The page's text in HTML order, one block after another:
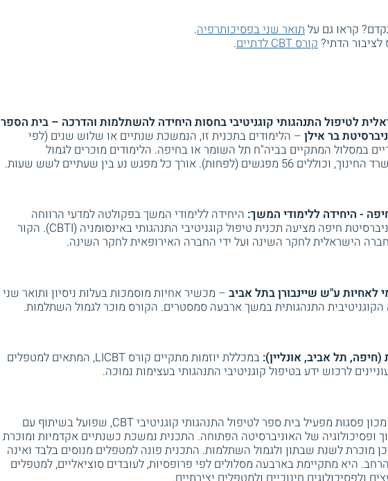
קראו גם עלתואר שני בפסיכותרפיה.
הדתי?קורס CBT לדתיים .
לטיפול התנהגותי קוגניטיבי בחסות היחידה להשתלמות והדרכה – בית הספר
בר אילן – הלימודים בתכנית זו, הנמשכת שנתיים או שלוש שנים (לפי
במסלול המתקיים בביה"ח תל השומר או בחיפה. הלימודים מוכרים לגמול
(לפחות). אורך כל מפגש נע בין שעתיים לשש שעות.
- היחידה ללימודי המשך: היחידה ללימודי המשך בפקולטה למדעי הרווחה
והבריאות באוניברסיטת חיפה מציעה תכנית טיפול קוגניטיבי התנהגותי באינסומניה (CBTI). הקור
הישראלית לחקר השינה ועל ידי החברה האירופאית לחקר השינה.
לאחיות ע"ש שיינבורן בתל אביב – מכשיר אחיות מוסמכות בעלות ניסיון ותואר שני
הקוגניטיבית התנהגותית במשך ארבעה סמסטרים. הקורס מוכר לגמול השתלמות.
(חיפה, תל אביב, אונליין):
במכללת יוזמות מתקיים קורס LICBT, המתאים למטפלים
לרכוש ידע בטיפול קוגניטיבי התנהגותי בעצימות נמוכה.
מכון פסגות מפעיל בית ספר לטיפול התנהגותי קוגניטיבי CBT, שפועל בשיתוף עם
ופסיכולוגיה של האוניברסיטה הפתוחה. התכנית נמשכת כשנתיים אקדמיות ומוכרת
מוכרת לשנת שבתון ולגמול השתלמות. התכנית פונה למטפלים מנוסים בלבד ואינה
היא מתקיימת בארבעה מסלולים לפי פרופסיות, לעובדים סוציאליים, למטפלים